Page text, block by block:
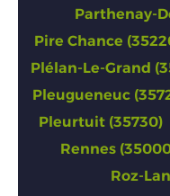
Parthenay-
Pire Chance
Plélan-Le-Grand
Pleugueneuc
Pleurtuit (35730)
Rennes
Roz-